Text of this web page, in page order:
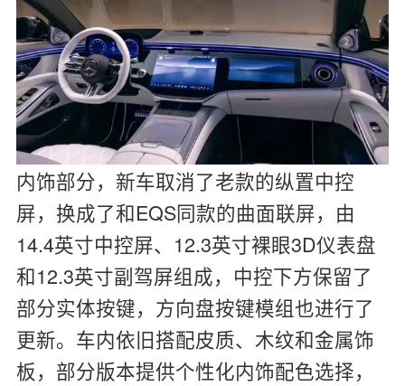
内饰部分，新车取消了老款的纵置中控
屏，换成了和EQS同款的曲面联屏，由
14.4英寸中控屏、12.3英寸裸眼3D仪表盘
和12.3英寸副驾屏组成，中控下方保留了
部分实体按键，方向盘按键模组也进行了
更新。车内依旧搭配皮质、木纹和金属饰
板，部分版本提供个性化内饰配色选择，